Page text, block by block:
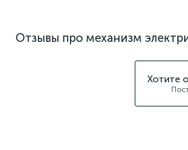
Отзывы про механизм
Хотите